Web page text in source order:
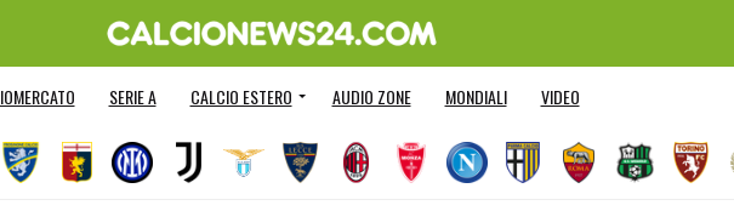
SERIE A CALCIO ESTERO AUDIO ZONE MONDIALI VIDEO